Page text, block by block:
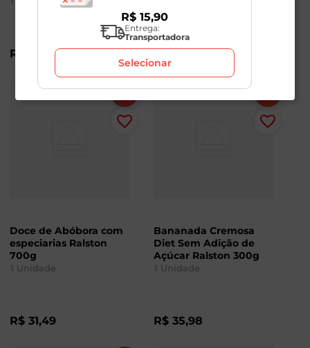
R$ 98 R$ 15,98
Doce de Abóbora com
especiarias Ralston
700g
1 Unidade
R$ 31,49
Bananada Cremosa
Diet Sem Adição de
Açúcar Ralston 300g
1 Unidade
R$ 35,98
R$ 15,90
Entrega:
Transportadora
Selecionar